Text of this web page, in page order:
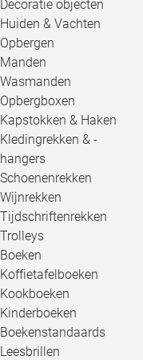
Decoratie objecten
Huiden & Vachten
Opbergen
Manden
Wasmanden
Opbergboxen
Kapstokken & Haken
Kledingrekken & -
hangers
Schoenenrekken
Wijnrekken
Tijdschriftenrekken
Trolleys
Boeken
Koffietafelboeken
Kookboeken
Kinderboeken
Boekenstandaards
Leesbrillen